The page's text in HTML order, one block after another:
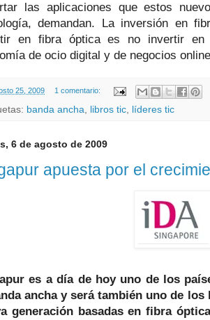
las aplicaciones que estos
demandan. La inversión en
en fibra óptica es no invertir
de ocio digital y de negocios
25, 2009 1 comentario:
banda ancha libros tic líderes tic
6 de agosto de 2009
apuesta por el
es a día de hoy uno de los
ancha y será también uno de
generación basadas en fibra